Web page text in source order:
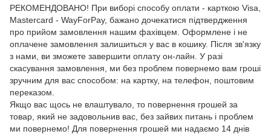
РЕКОМЕНДОВАНО! При виборі способу оплати - карткою Visa,
Mastercard - WayForPay, бажано дочекатися підтвердження
про прийом замовлення нашим фахівцем. Оформлене і не
оплачене замовлення залишиться у вас в кошику. Після зв'язку
з нами, ви зможете завершити оплату он-лайн. У разі
скасування замовлення, ми без проблем повернемо вам гроші
зручним для вас способом: на картку, на телефон, поштовим
переказом.
Якщо вас щось не влаштувало, то повернення грошей за
товар, який не задовольнив вас, без зайвих питань і проблем
ми повернемо! Для повернення грошей ми надаємо 14 днів